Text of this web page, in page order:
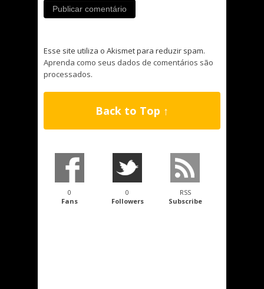
Esse site utiliza o Akismet para reduzir spam.
Aprenda como seus dados de comentários são
processados.
Back to Top ↑
0
Fans
0
Followers
RSS
Subscribe